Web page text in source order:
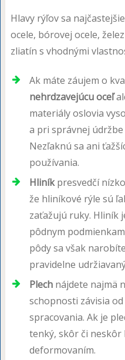
Hlavy rýľov sa
ocele, bórovej ocele,
zliatín s vhodnými
Ak máte záujem o
nehrdzavejúcu oceľ
materiály oslovia
a pri správnej
Nezľaknú sa ani
používania.
Hliníkpresvedčí
že hliníkové rýle sú
zaťažujú ruky. Hliník
pôdnym
pôdy sa však
pravidelne
Plechnájdete najmä
schopnosti závisia
spracovania. Ak je
tenký, skôr či neskôr
deformovaním.